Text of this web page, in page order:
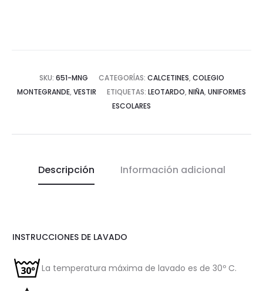
SKU: 651-MNG CATEGORÍAS: CALCETINES, COLEGIO
MONTEGRANDE, VESTIR ETIQUETAS: LEOTARDO, NIÑA, UNIFORMES
ESCOLARES
Descripción Información adicional
INSTRUCCIONES DE LAVADO
La temperatura máxima de lavado es de 30º C.